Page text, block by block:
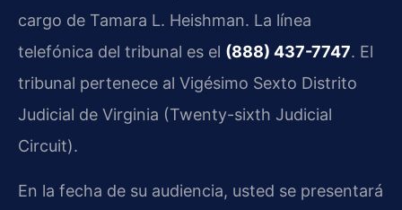
cargo de Tamara L. Heishman. La línea
telefónica del tribunal es el (888) 437-7747. El
tribunal pertenece al Vigésimo Sexto Distrito
Judicial de Virginia (Twenty-sixth Judicial
Circuit).
En la fecha de su audiencia, usted se presentará